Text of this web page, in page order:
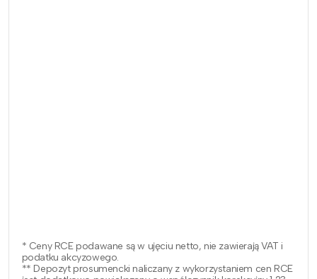
* Ceny RCE podawane są w ujęciu netto, nie zawierają VAT i
podatku akcyzowego.
** Depozyt prosumencki naliczany z wykorzystaniem cen RCE